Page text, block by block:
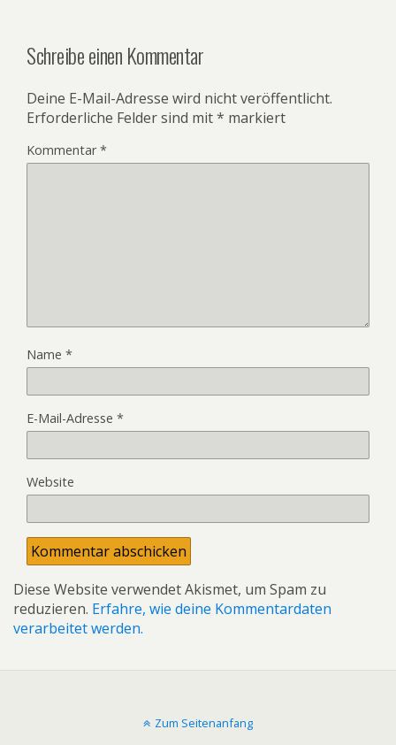
Schreibe einen Kommentar
Deine E-Mail-Adresse wird nicht veröffentlicht.
Erforderliche Felder sind mit* markiert
Kommentar*
Name *
E-Mail-Adresse *
Website
Diese Website verwendet Akismet, um Spam zu
reduzieren. Erfahre, wie deine Kommentardaten
verarbeitet werden.
Zum Seitenanfang